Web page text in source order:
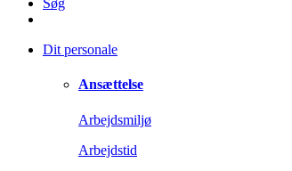
Søg
Dit personale
Ansættelse
Arbejdsmiljø
Arbejdstid